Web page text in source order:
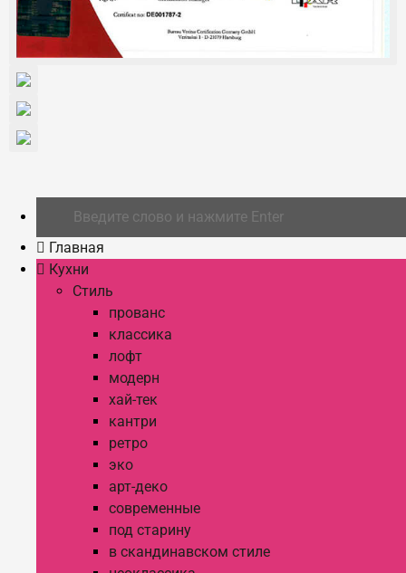
Главная
Кухни
Стиль
прованс
классика
лофт
модерн
хай-тек
кантри
ретро
эко
арт-деко
современные
под старину
в скандинавском стиле